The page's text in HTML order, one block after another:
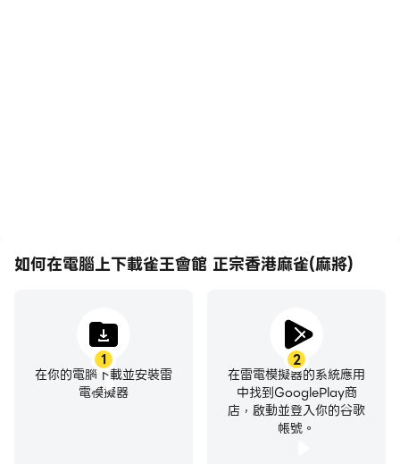
是單張亦會被計算為坎坎胡，坊間有少部份人認為只要是門
法），雀王會館因是遵從香港麻將，所以是不算的，例
一萬一萬一萬二萬二萬二萬三索三索三索四筒四筒紅中 紅
如果對家出紅中，而你吃的話，只可以當是門清對對胡，但
一萬一萬一萬二萬二萬二萬三索三索三索四筒四筒四筒紅中
如何在電腦上下載雀王會館 正宗香港麻雀(麻將)
1
在你的電腦下載並安裝雷
電模擬器
2
在雷電模擬器的系統應用
中找到GooglePlay商
店，啟動並登入你的谷歌
帳號。